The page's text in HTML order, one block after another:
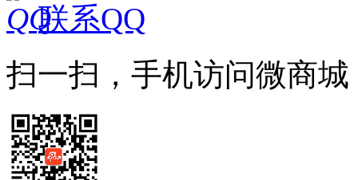
联系QQ
扫一扫，手机访问微商城